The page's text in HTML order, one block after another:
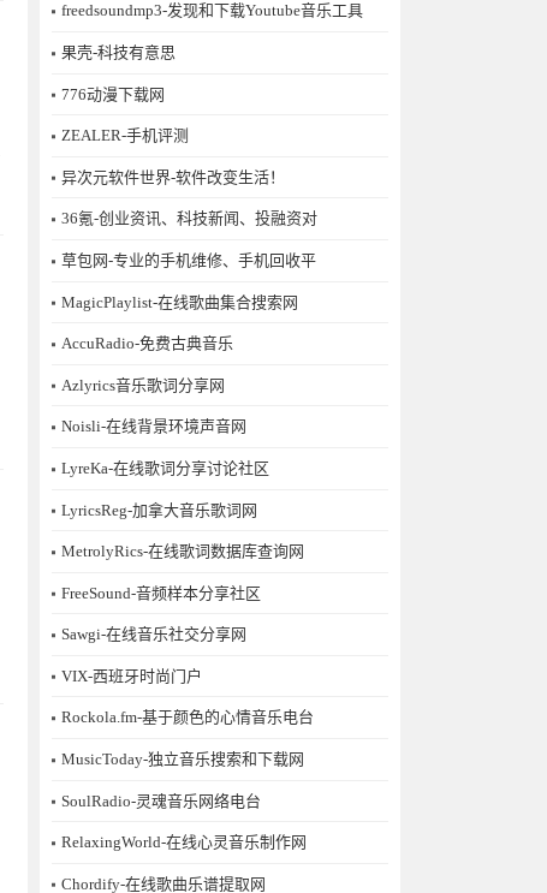
freedsoundmp3-发现和下载Youtube音乐工具
果壳-科技有意思
776动漫下载网
ZEALER-手机评测
异次元软件世界-软件改变生活！
36氪-创业资讯、科技新闻、投融资对
草包网-专业的手机维修、手机回收平
MagicPlaylist-在线歌曲集合搜索网
AccuRadio-免费古典音乐
Azlyrics音乐歌词分享网
Noisli-在线背景环境声音网
LyreKa-在线歌词分享讨论社区
LyricsReg-加拿大音乐歌词网
MetrolyRics-在线歌词数据库查询网
FreeSound-音频样本分享社区
Sawgi-在线音乐社交分享网
​VIX-西班牙时尚门户
Rockola.fm-基于颜色的心情音乐电台
MusicToday-独立音乐搜索和下载网
SoulRadio-灵魂音乐网络电台
RelaxingWorld-在线心灵音乐制作网
Chordify-在线歌曲乐谱提取网